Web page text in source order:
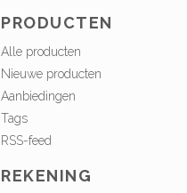
PRODUCTEN
Alle producten
Nieuwe producten
Aanbiedingen
Tags
RSS-feed
REKENING